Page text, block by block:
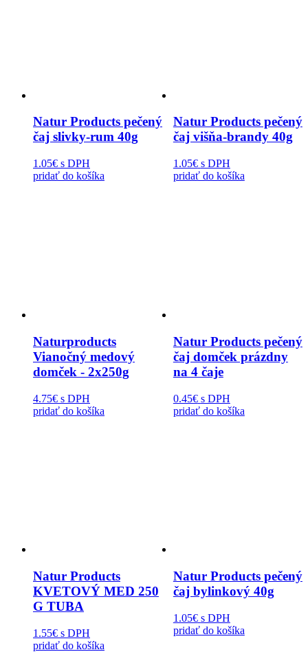
Natur Products pečený
čaj slivky-rum 40g
1.05€ s DPH
pridať do košíka
Natur Products pečený
čaj višňa-brandy 40g
1.05€ s DPH
pridať do košíka
Naturproducts
Vianočný medový
domček - 2x250g
4.75€ s DPH
pridať do košíka
Natur Products pečený
čaj domček prázdny
na 4 čaje
0.45€ s DPH
pridať do košíka
Natur Products
KVETOVÝ MED 250
G TUBA
1.55€ s DPH
pridať do košíka
Natur Products pečený
čaj bylinkový 40g
1.05€ s DPH
pridať do košíka